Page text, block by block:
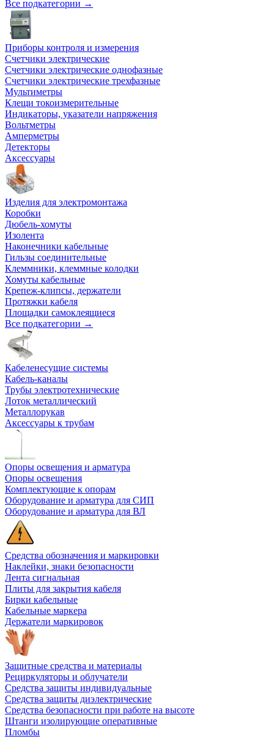
Все подкатегории →
Приборы контроля и измерения
Счетчики электрические
Счетчики электрические однофазные
Счетчики электрические трехфазные
Мультиметры
Клещи токоизмерительные
Индикаторы, указатели напряжения
Вольтметры
Амперметры
Детекторы
Аксессуары
Изделия для электромонтажа
Коробки
Дюбель-хомуты
Изолента
Наконечники кабельные
Гильзы соединительные
Клеммники, клеммные колодки
Хомуты кабельные
Крепеж-клипсы, держатели
Протяжки кабеля
Площадки самоклеящиеся
Все подкатегории →
Кабеленесущие системы
Кабель-каналы
Трубы электротехнические
Лоток металлический
Металлорукав
Аксессуары к трубам
Опоры освещения и арматура
Опоры освещения
Комплектующие к опорам
Оборудование и арматура для СИП
Оборудование и арматура для ВЛ
Средства обозначения и маркировки
Наклейки, знаки безопасности
Лента сигнальная
Плиты для закрытия кабеля
Бирки кабельные
Кабельные маркера
Держатели маркировок
Защитные средства и материалы
Рециркуляторы и облучатели
Средства защиты индивидуальные
Средства защиты диэлектрические
Средства безопасности при работе на высоте
Штанги изолирующие оперативные
Пломбы